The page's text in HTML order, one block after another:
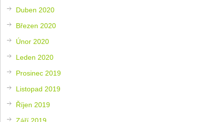
Duben 2020
Březen 2020
Únor 2020
Leden 2020
Prosinec 2019
Listopad 2019
Říjen 2019